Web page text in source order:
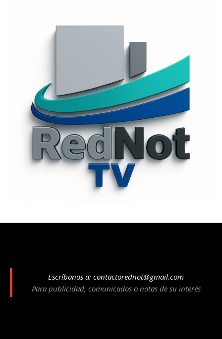
Escríbanos a: contactorednot@gmail.com
Para publicidad, comunicados o notas de su interés